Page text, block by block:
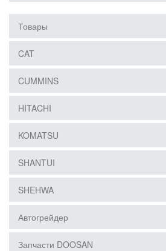
Товары
CAT
CUMMINS
HITACHI
KOMATSU
SHANTUI
SHEHWA
Автогрейдер
Запчасти DOOSAN